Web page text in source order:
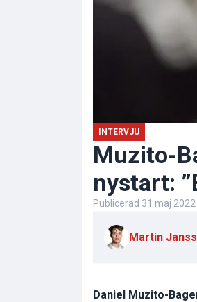
INTERVJU
Muzito-
nystart:
Publicerad 31 maj 2022
Martin
Daniel Muzito-